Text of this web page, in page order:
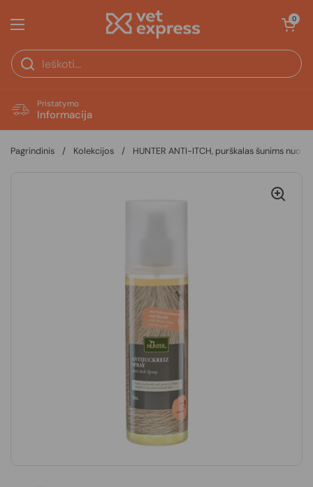
Atidaryti meniu
Atidaryti
0
Pristatymo
Informacija
Pagrindinis / Kolekcijos / HUNTER ANTI-ITCH, purškalas šunims nuo